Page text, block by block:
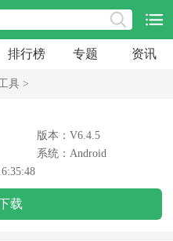
排行榜 专题 资讯
具 >
版本：V6.4.5
系统：Android
载